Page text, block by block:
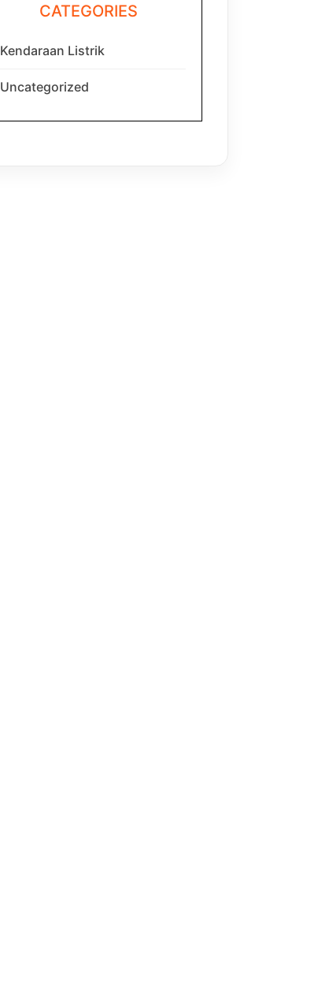
CATEGORIES
Kendaraan Listrik
Uncategorized